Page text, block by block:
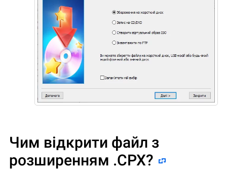
Чим відкрити файл з
розширенням .CPX?